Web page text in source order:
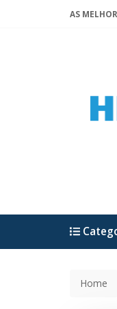
AS
Home